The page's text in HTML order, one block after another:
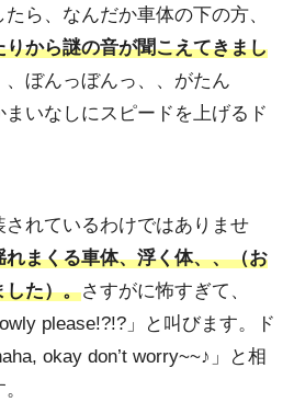
ら、なんだか車体の下の方、
りから謎の音が聞こえてきまし
、ぼんっぼんっ、、がたん
まいなしにスピードを上げるド
れているわけではありませ
まくる車体、浮く体、、（お
した）。さすがに怖すぎて、
please!?!?」と叫びます。ド
okay don’t worry~~♪」と相